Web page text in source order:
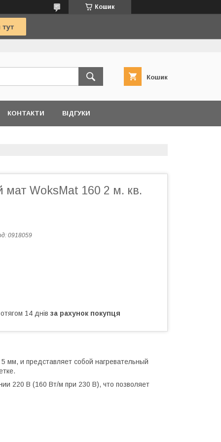
Кошик
Кошик
КОНТАКТИ ВІДГУКИ
мат WoksMat 160 2 м. кв.
0918059
14 днів за рахунок покупця
мм, и представляет собой нагревательный
220 В (160 Вт/м при 230 В), что позволяет